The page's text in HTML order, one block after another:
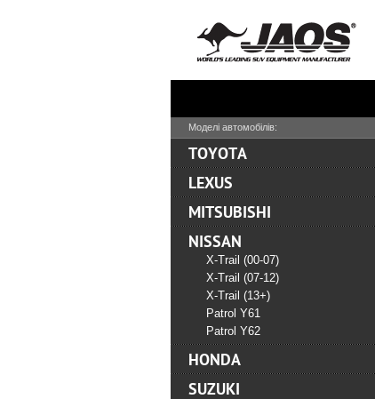
Моделі автомобілів:
TOYOTA
LEXUS
MITSUBISHI
NISSAN
X-Trail (00-07)
X-Trail (07-12)
X-Trail (13+)
Patrol Y61
Patrol Y62
HONDA
SUZUKI